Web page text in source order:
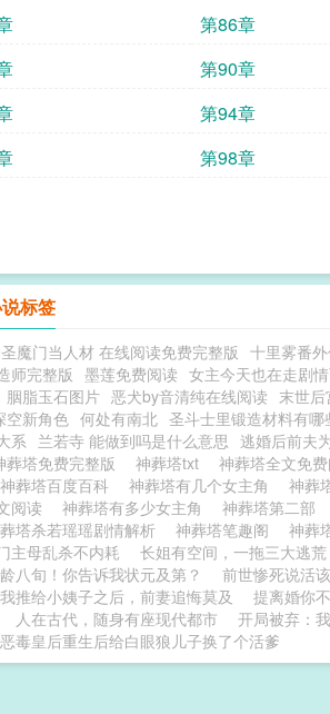
第86章
第90章
第94章
第98章
标签
魔门当人材 在线阅读免费完整版 十里雾番
师完整版 墨莲免费阅读 女主今天也在走剧
胭脂玉石图片 恶犬by音清纯在线阅读 末世
空新角色 何处有南北 圣斗士里锻造材料有哪
系
兰若寺 能做到吗是什么意思 逃婚后前夫
葬塔免费完整版 神葬塔txt 神葬塔全文免
神葬塔百度百科 神葬塔有几个女主角 神葬
阅读
神葬塔有多少女主角 神葬塔第二部
塔杀若瑶瑶剧情解析 神葬塔笔趣阁 神葬
主母乱杀不内耗
长姐有空间，一拖三大逃荒
八旬！你告诉我状元及第？ 前世惨死说活
推给小姨子之后，前妻追悔莫及 提离婚你
人在古代，随身有座现代都市 开局被弃：
恶毒皇后重生后给白眼狼儿子换了个活爹